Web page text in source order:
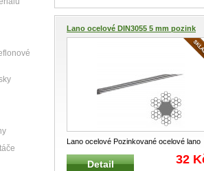
Lano ocelové DIN3055 5 mm pozink
Lano ocelové Pozinkované ocelové lano
(6 x 7N) pravé křížové vinutí
Detail 32